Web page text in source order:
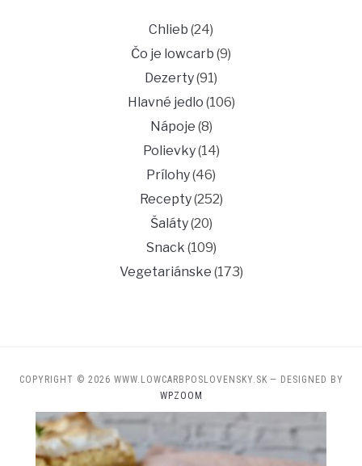
Chlieb (24)
Čo je lowcarb (9)
Dezerty(91)
Hlavné jedlo (106)
Nápoje (8)
Polievky(14)
Prílohy(46)
Recepty(252)
Šaláty(20)
Snack (109)
Vegetariánske (173)
COPYRIGHT © 2026 WWW.LOWCARBPOSLOVENSKY.SK — DESIGNED BY
WPZOOM